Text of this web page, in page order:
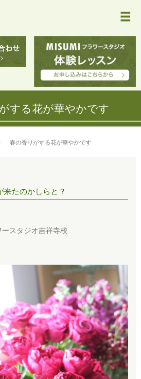
メ
する花が華やかです
春の香りがする花が華やかです
来たのかしらと？
スタジオ吉祥寺校